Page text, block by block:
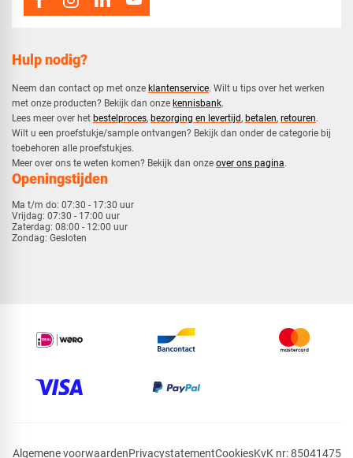
Hulp nodig?
Neem dan contact op met onze klantenservice. Wilt u tips over het werken
met onze producten? Bekijk dan onze kennisbank.
​Lees meer over het bestelproces, bezorging en levertijd, betalen, retouren.​
​Wilt u een proefstukje/sample ontvangen? Bekijk dan onder de categorie bij
toebehoren alle proefstukjes.
​​Meer over ons te weten komen? Bekijk dan onze over ons pagina.
Openingstijden
Ma t/m do: 07:30 - 17:30 uur
Vrijdag: 07:30 - 17:00 uur
Zaterdag: 08:00 - 12:00 uur
Zondag: Gesloten
Algemene voorwaardenPrivacystatementCookiesKvK nr: 85041475